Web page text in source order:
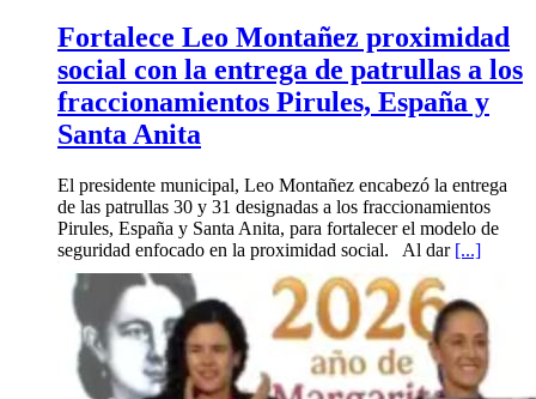
Fortalece Leo Montañez proximidad
social con la entrega de patrullas a los
fraccionamientos Pirules, España y
Santa Anita
El presidente municipal, Leo Montañez encabezó la entrega
de las patrullas 30 y 31 designadas a los fraccionamientos
Pirules, España y Santa Anita, para fortalecer el modelo de
seguridad enfocado en la proximidad social. Al dar [...]